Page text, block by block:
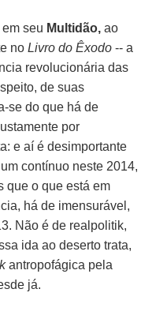
seu Multidão, ao
noLivro do Êxodo -- a
revolucionária das
de suas
se do que há de
por
e aí é desimportante
contínuo neste 2014,
que o que está em
há de imensurável,
Não é de realpolitik,
ida ao deserto trata,
antropofágica pela
já.